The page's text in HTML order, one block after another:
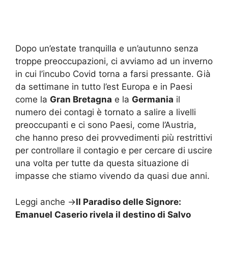
Dopo un’estate tranquilla e un’autunno senza
troppe preoccupazioni, ci avviamo ad un inverno
in cui l’incubo Covid torna a farsi pressante. Già
da settimane in tutto l’est Europa e in Paesi
come la Gran Bretagna e la Germania il
numero dei contagi è tornato a salire a livelli
preoccupanti e ci sono Paesi, come l’Austria,
che hanno preso dei provvedimenti più restrittivi
per controllare il contagio e per cercare di uscire
una volta per tutte da questa situazione di
impasse che stiamo vivendo da quasi due anni.
Leggi anche ->Il Paradiso delle Signore:
Emanuel Caserio rivela il destino di Salvo